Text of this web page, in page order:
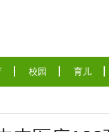
校园 育儿